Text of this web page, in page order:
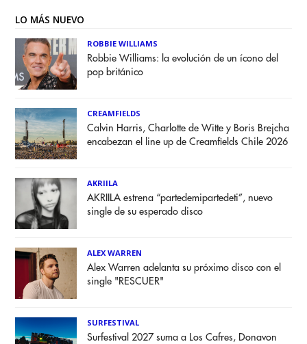
LO MÁS NUEVO
ROBBIE WILLIAMS
Robbie Williams: la evolución de un ícono del
pop británico
CREAMFIELDS
Calvin Harris, Charlotte de Witte y Boris Brejcha
encabezan el line up de Creamfields Chile 2026
AKRIILA
AKRIILA estrena “partedemipartedeti”, nuevo
single de su esperado disco
ALEX WARREN
Alex Warren adelanta su próximo disco con el
single "RESCUER"
SURFESTIVAL
Surfestival 2027 suma a Los Cafres, Donavon